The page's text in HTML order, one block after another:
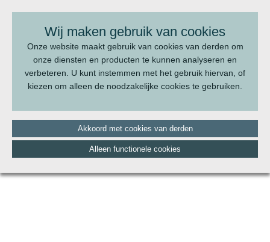
Wij maken gebruik van cookies
Onze website maakt gebruik van cookies van derden om
onze diensten en producten te kunnen analyseren en
verbeteren. U kunt instemmen met het gebruik hiervan, of
kiezen om alleen de noodzakelijke cookies te gebruiken.
Akkoord met cookies van derden
Alleen functionele cookies
BEL ONS:070 - 322 20 22